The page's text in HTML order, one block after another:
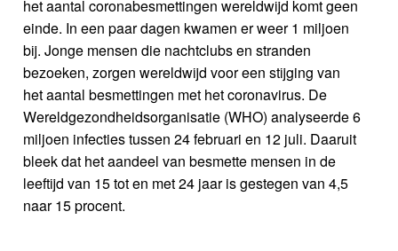
het aantal coronabesmettingen wereldwijd komt geen
einde. In een paar dagen kwamen er weer 1 miljoen
bij. Jonge mensen die nachtclubs en stranden
bezoeken, zorgen wereldwijd voor een stijging van
het aantal besmettingen met het coronavirus. De
Wereldgezondheidsorganisatie (WHO) analyseerde 6
miljoen infecties tussen 24 februari en 12 juli. Daaruit
bleek dat het aandeel van besmette mensen in de
leeftijd van 15 tot en met 24 jaar is gestegen van 4,5
naar 15 procent.